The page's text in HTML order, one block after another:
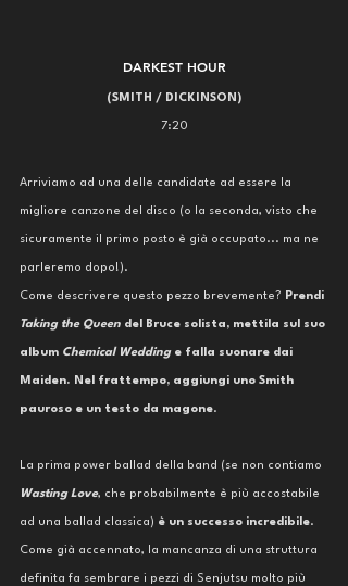
DARKEST HOUR
(SMITH / DICKINSON)
7:20
Arriviamo ad una delle candidate ad essere la
migliore canzone del disco (o la seconda, visto che
sicuramente il primo posto è già occupato... ma ne
parleremo dopo!).
Come descrivere questo pezzo brevemente? Prendi
Taking the Queen del Bruce solista, mettila sul suo
album Chemical Wedding e falla suonare dai
Maiden. Nel frattempo, aggiungi uno Smith
pauroso e un testo da magone.
La prima power ballad della band (se non contiamo
Wasting Love, che probabilmente è più accostabile
ad una ballad classica) è un successo incredibile.
Come già accennato, la mancanza di una struttura
definita fa sembrare i pezzi di Senjutsu molto più